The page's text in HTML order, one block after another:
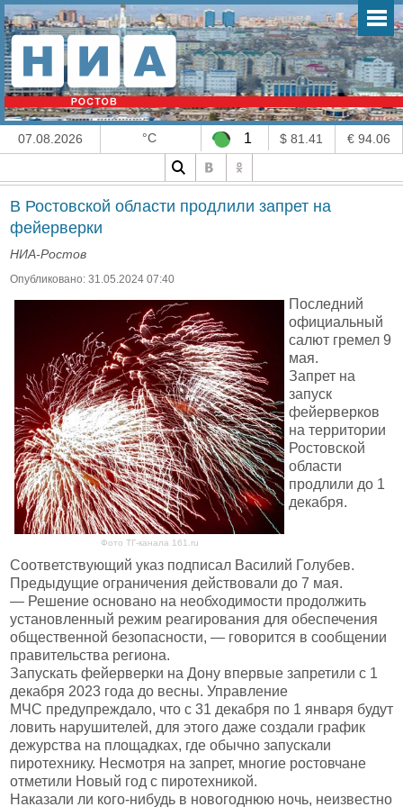
07.08.2026 °C 1 $ 81.41 € 94.06
В Ростовской области продлили запрет на
фейерверки
НИА-Ростов
Опубликовано: 31.05.2024 07:40
Фото ТГ-канала 161.ru
Последний
официальный
салют гремел 9
мая.
Запрет на
запуск
фейерверков
на территории
Ростовской
области
продлили до 1
декабря.
Соответствующий указ подписал Василий Голубев.
Предыдущие ограничения действовали до 7 мая.
— Решение основано на необходимости продолжить
установленный режим реагирования для обеспечения
общественной безопасности, — говорится в сообщении
правительства региона.
Запускать фейерверки на Дону впервые запретили с 1
декабря 2023 года до весны. Управление
МЧС предупреждало, что с 31 декабря по 1 января будут
ловить нарушителей, для этого даже создали график
дежурства на площадках, где обычно запускали
пиротехнику. Несмотря на запрет, многие ростовчане
отметили Новый год с пиротехникой.
Наказали ли кого-нибудь в новогоднюю ночь, неизвестно